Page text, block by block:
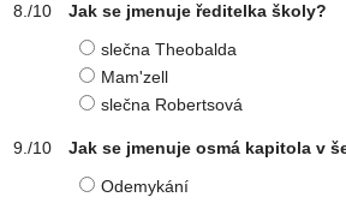
Jak se jmenuje ředitelka školy?
slečna Theobalda
Mam'zell
slečna Robertsová
Jak se jmenuje osmá kapitola v
Odemykání